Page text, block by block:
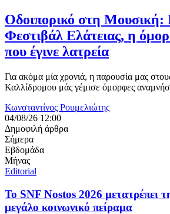
Οδοιπορικό στη Μουσική:
Φεστιβάλ Ελάτειας, η
που έγινε λατρεία
Για ακόμα μία χρονιά, η παρουσία μας
Καλλίδρομου μάς γέμισε όμορφες
Κωνσταντίνος Ρουμελιώτης
04/08/26 12:00
Δημοφιλή άρθρα
Σήμερα
Εβδομάδα
Μήνας
Editorial
Το SNF Nostos 2026 μετατρέπει
μεγάλο κοινωνικό πείραμα